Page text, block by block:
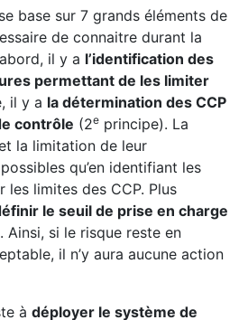
base sur 7 grands éléments de
de connaitre durant la
il y a l’identification des
permettant de les limiter
il y a la détermination des CCP
contrôle (2e principe). La
la limitation de leur
qu’en identifiant les
les limites des CCP. Plus
le seuil de prise en charge
Ainsi, si le risque reste en
il n’y aura aucune action
à déployer le système de